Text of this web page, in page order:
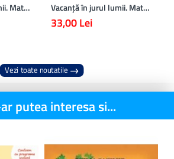
Vacanță în jurul lumii. Matematică clasa a VII-a – EDIȚIA 2026 Vacanță în jurul lumii. Matematică clasa a VI-a – EDIȚIA 2026
33,00 Lei
Vezi toate noutatile
putea interesa si...